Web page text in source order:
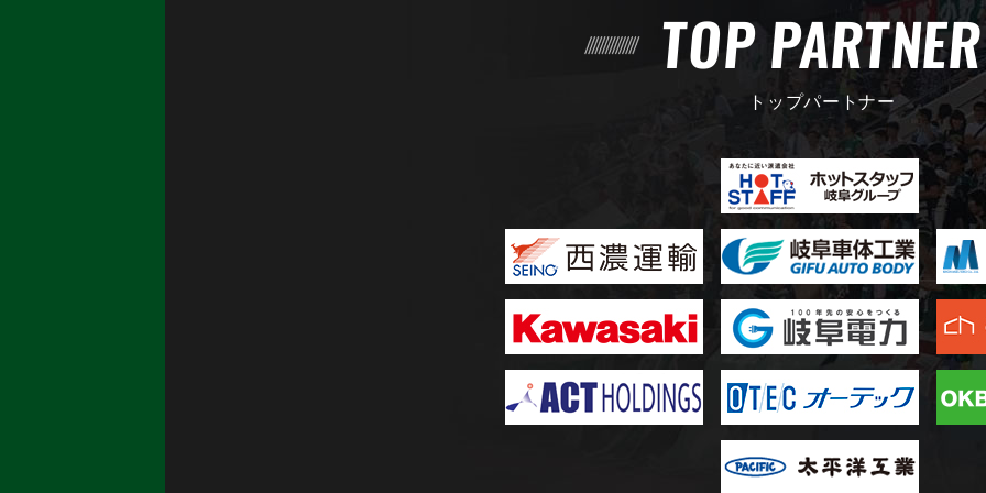
TOP PARTNER
トップパートナー